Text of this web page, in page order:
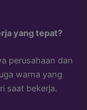
yang tepat?
perusahaan dan
warna yang
saat bekerja.